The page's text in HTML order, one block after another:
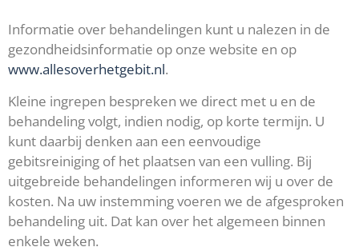
Informatie over behandelingen kunt u nalezen in de
gezondheidsinformatie op onze website en op
www.allesoverhetgebit.nl.
Kleine ingrepen bespreken we direct met u en de
behandeling volgt, indien nodig, op korte termijn. U
kunt daarbij denken aan een eenvoudige
gebitsreiniging of het plaatsen van een vulling. Bij
uitgebreide behandelingen informeren wij u over de
kosten. Na uw instemming voeren we de afgesproken
behandeling uit. Dat kan over het algemeen binnen
enkele weken.